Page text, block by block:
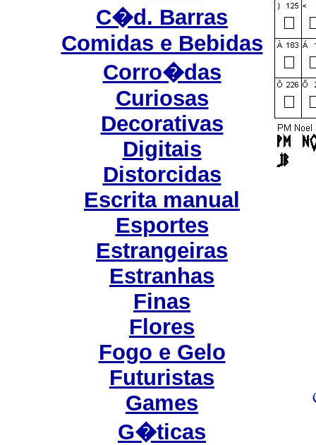
C�d. Barras
Comidas e Bebidas
Corro�das
Curiosas
Decorativas
Digitais
Distorcidas
Escrita manual
Esportes
Estrangeiras
Estranhas
Finas
Flores
Fogo e Gelo
Futuristas
Games
G�ticas